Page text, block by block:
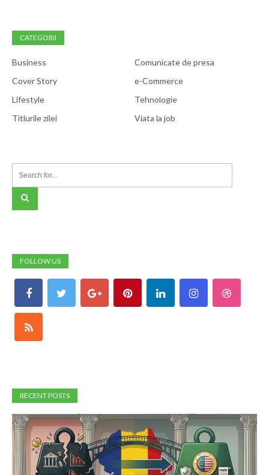
CATEGORII
Business
Comunicate de presa
Cover Story
e-Commerce
Lifestyle
Tehnologie
Titlurile zilei
Viata la job
FOLLOW US
RECENT POSTS